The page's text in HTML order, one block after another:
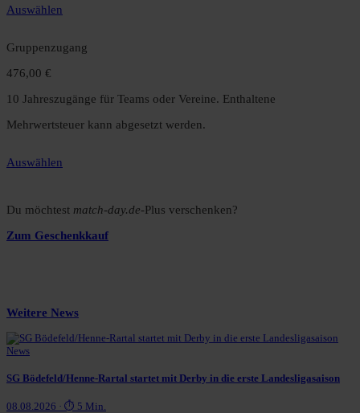
Auswählen
Gruppenzugang
476,00 €
10 Jahreszugänge für Teams oder Vereine. Enthaltene
Mehrwertsteuer kann abgesetzt werden.
Auswählen
Du möchtest match-day.de-Plus verschenken?
Zum Geschenkkauf
Weitere News
News
SG Bödefeld/Henne-Rartal startet mit Derby in die erste Landesligasaison
08.08.2026 · ⏱ 5 Min.